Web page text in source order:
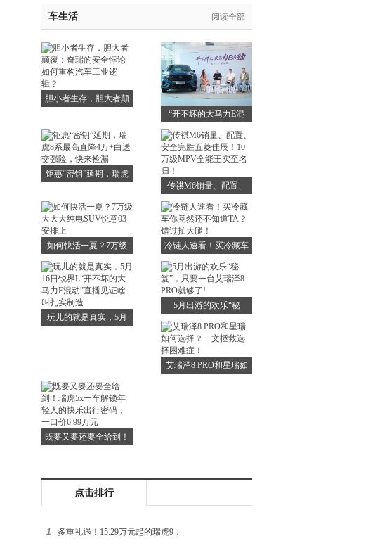
车生活 阅读全部
胆小者生存，胆大者颠
何重构汽车工业逻辑？
“开不坏的大马力E混
动”，福特锐界L直播揭
密10万公里车主真实用
车成本
钜惠“密钥”延期，瑞虎
交强险，快来捡漏
传祺M6销量、配置、
安全完胜五菱佳辰！10
万级MPV全能王实至
名归！
如何快活一夏？7万级
大大大纯电SUV悦意
03安排上
冷链人速看！买冷藏车
你竟然还不知道TA？
错过拍大腿！
玩儿的就是真实，5月
5月出游的欢乐“秘
笈”，只要一台艾瑞泽8
PRO就够了!
艾瑞泽8 PRO和星瑞如
既要又要还要全给到！
价6.99万元
点击排行
1 多重礼遇！15.29万元起的瑞虎9，